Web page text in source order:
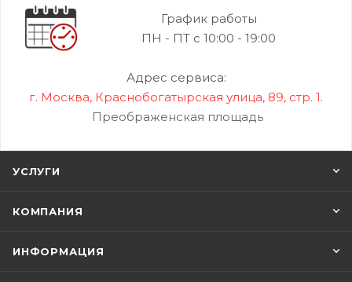
График работы
ПН - ПТ с 10:00 - 19:00
Адрес сервиса:
г. Москва, Краснобогатырская улица, 89, стр. 1.
Преображенская площадь
УСЛУГИ
КОМПАНИЯ
ИНФОРМАЦИЯ